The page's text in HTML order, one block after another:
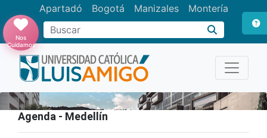
Apartadó Bogotá Manizales Montería
Buscar
Nos
Cuidamos
Agenda - Medellín